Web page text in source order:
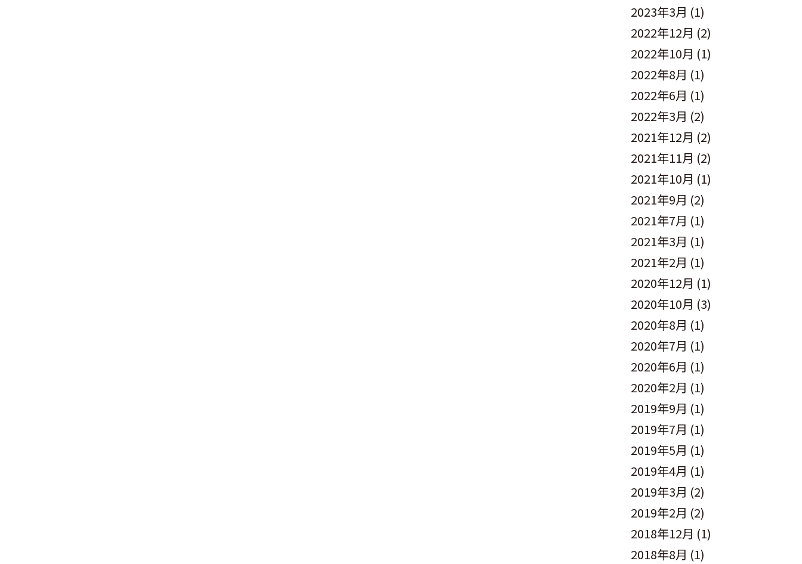
2023年3月 (1)
2022年12月 (2)
2022年10月 (1)
2022年8月 (1)
2022年6月 (1)
2022年3月 (2)
2021年12月 (2)
2021年11月 (2)
2021年10月 (1)
2021年9月 (2)
2021年7月 (1)
2021年3月 (1)
2021年2月 (1)
2020年12月 (1)
2020年10月 (3)
2020年8月 (1)
2020年7月 (1)
2020年6月 (1)
2020年2月 (1)
2019年9月 (1)
2019年7月 (1)
2019年5月 (1)
2019年4月 (1)
2019年3月 (2)
2019年2月 (2)
2018年12月 (1)
2018年8月 (1)